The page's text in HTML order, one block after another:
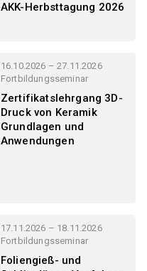
AKK-Herbsttagung 2026
16.10.2026 – 27.11.2026
Fortbildungsseminar
Zertifikatslehrgang 3D-
Druck von Keramik
Grundlagen und
Anwendungen
17.11.2026 – 18.11.2026
Fortbildungsseminar
Foliengieß- und